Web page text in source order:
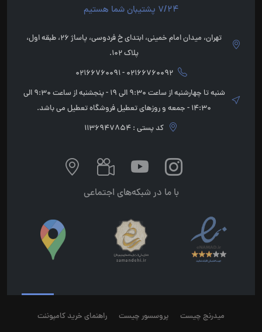
7/24 پشتیبان شما هستیم
تهران، میدان امام خمینی، ابتدای خ فردوسی، پاساژ 26، طبقه اول،
پلاک 102.
02166760092 - 02166760091
شنبه تا چهارشنبه از ساعت 9:30 الی 19 - پنجشنبه از ساعت 9:30 الی
14:30 - جمعه و روزهای تعطیل فروشگاه تعطیل می باشد.
کد پستی : 1136947854
با ما در شبکه‌های اجتماعی
میدرنج چیست پروسسور چیست راهنمای خرید کامپوننت